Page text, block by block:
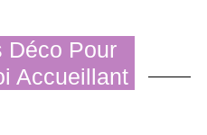
Déco Pour
Accueillant